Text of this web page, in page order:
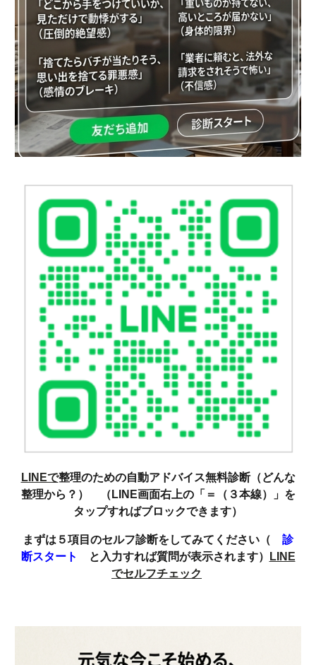
LINEで整理のための自動アドバイス無料診断（どんな
整理から？） （LINE画面右上の「＝（３本線）」を
タップすればブロックできます）
まずは５項目のセルフ診断をしてみてください（ 診
断スタート
と入力すれば質問が表示されます）
LINE
でセルフチェック